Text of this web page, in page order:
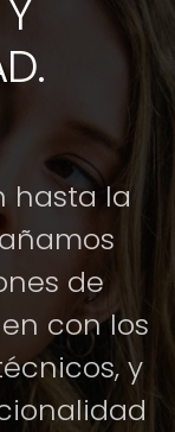
hasta la
de
con los
y